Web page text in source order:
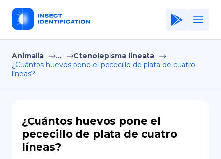
Home
Application
Privacy Policy
Animalia ...
Ctenolepisma lineata
¿Cuántos huevos pone el pececillo de plata de cuatro
líneas?
¿Cuántos huevos pone el
pececillo de plata de cuatro
líneas?